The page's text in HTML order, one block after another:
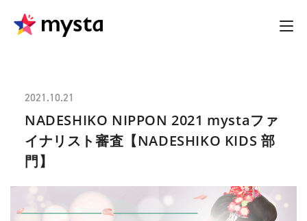
2021.10.21
NADESHIKO NIPPON 2021 mystaファ
イナリスト審査【NADESHIKO KIDS 部
門】